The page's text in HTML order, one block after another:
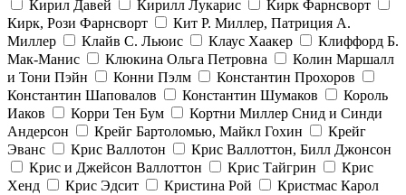
Кирил Давей
Кирилл Лукарис
Кирк Фарнсворт
Кирк, Рози Фарнсворт
Кит Р. Миллер, Патриция А.
Миллер
Клайв С. Льюис Клаус Хаакер
Клиффорд Б.
Мак-Манис
Клюкина Ольга Петровна
Колин Маршалл
и Тони Пэйн
Конни Пэлм
Константин Прохоров
Константин Шаповалов
Константин Шумаков
Король
Иаков
Корри Тен Бум
Кортни Миллер Снид и Синди
Андерсон
Крейг Бартоломью, Майкл Гохин
Крейг
Эванс
Крис Валлотон
Крис Валлоттон, Билл Джонсон
Крис и Джейсон Валлоттон
Крис Тайгрин
Крис
Хенд
Крис Эдсит Кристина Рой
Кристмас Карол